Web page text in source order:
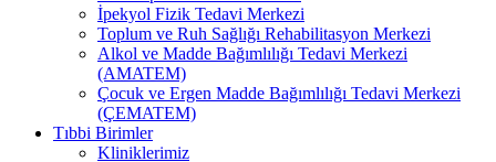
İpekyol Fizik Tedavi Merkezi
Toplum ve Ruh Sağlığı Rehabilitasyon Merkezi
Alkol ve Madde Bağımlılığı Tedavi Merkezi
(AMATEM)
Çocuk ve Ergen Madde Bağımlılığı Tedavi Merkezi
(ÇEMATEM)
Tıbbi Birimler
Kliniklerimiz